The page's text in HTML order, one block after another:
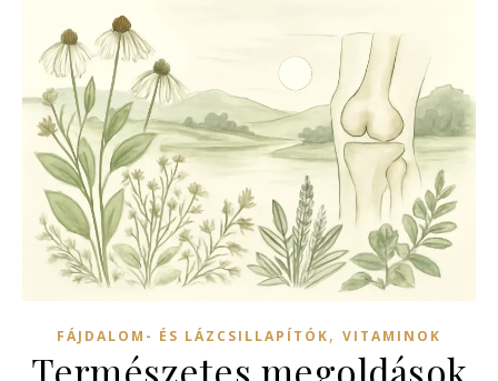
FÁJDALOM- ÉS LÁZCSILLAPÍTÓK, VITAMINOK
Természetes megoldások